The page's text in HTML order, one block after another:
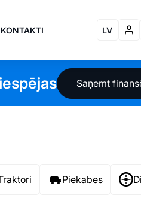
KONTAKTI LV
Saņemt
Piekabes